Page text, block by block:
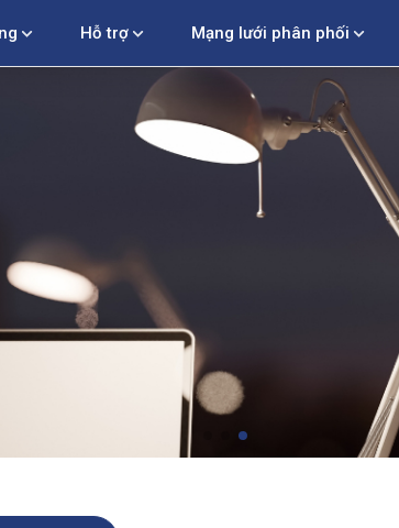
Hỗ trợ Mạng lưới phân phối